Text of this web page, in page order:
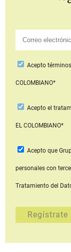
Acepto
COLOMBIANO*
Acepto el
EL COLOMBIANO*
Acepto que
personales con
Tratamiento del